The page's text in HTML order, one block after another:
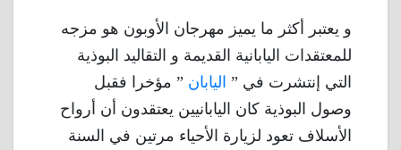
و يعتبر أكثر ما يميز مهرجان الأوبون هو مزجه
للمعتقدات اليابانية القديمة و التقاليد البوذية
التي إنتشرت في ” اليابان ” مؤخرا فقبل
وصول البوذية كان اليابانيين يعتقدون أن أرواح
الأسلاف تعود لزيارة الأحياء مرتين في السنة